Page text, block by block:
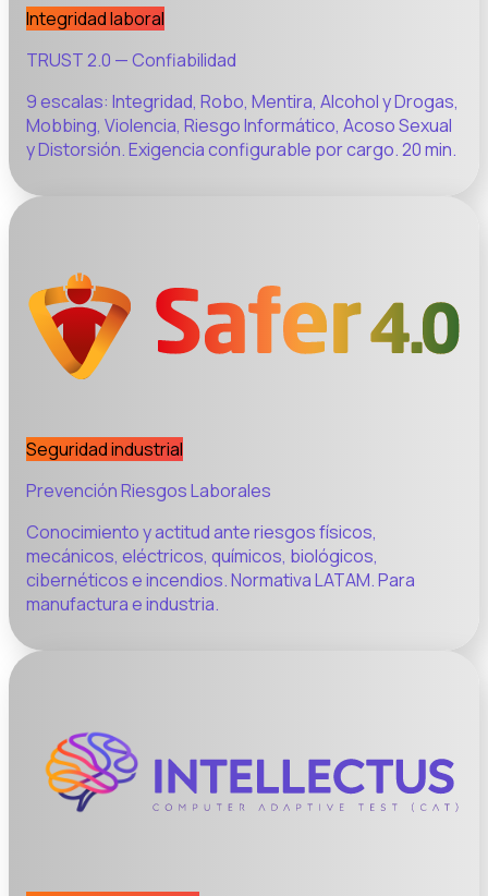
Integridad laboral
TRUST 2.0 — Confiabilidad
9 escalas: Integridad, Robo, Mentira, Alcohol y Drogas,
Mobbing, Violencia, Riesgo Informático, Acoso Sexual
y Distorsión. Exigencia configurable por cargo. 20 min.
Seguridad industrial
Prevención Riesgos Laborales
Conocimiento y actitud ante riesgos físicos,
mecánicos, eléctricos, químicos, biológicos,
cibernéticos e incendios. Normativa LATAM. Para
manufactura e industria.